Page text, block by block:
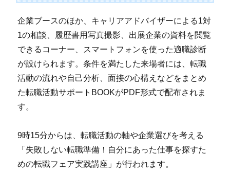
企業ブースのほか、キャリアアドバイザーによる1対
1の相談、履歴書用写真撮影、出展企業の資料を閲覧
できるコーナー、スマートフォンを使った適職診断
が設けられます。条件を満たした来場者には、転職
活動の流れや自己分析、面接の心構えなどをまとめ
た転職活動サポートBOOKがPDF形式で配布されま
す。
9時15分からは、転職活動の軸や企業選びを考える
「失敗しない転職準備！自分にあった仕事を探すた
めの転職フェア実践講座」が行われます。